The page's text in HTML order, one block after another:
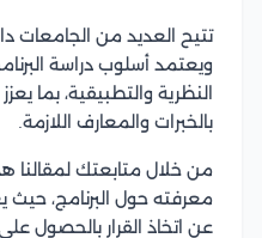
تتيح العديد من الجامعات
ويعتمد أسلوب دراسة
النظرية والتطبيقية، بما
بالخبرات والمعارف اللازمة.
من خلال متابعتك لمقالنا
معرفته حول البرنامج،
عن اتخاذ القرار بالحصول